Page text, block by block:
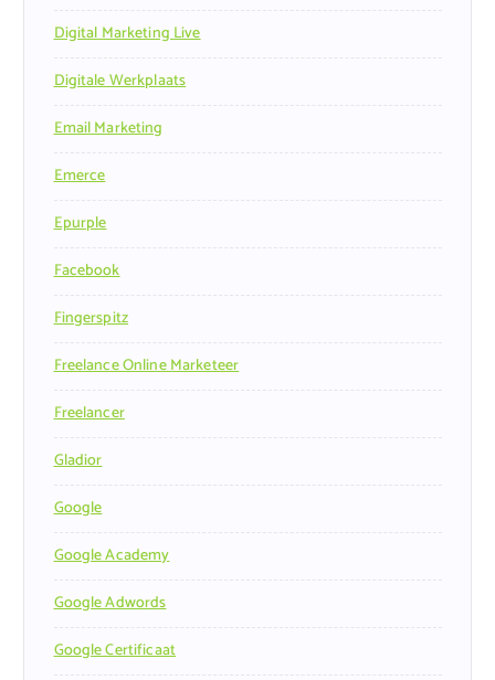
Digital Marketing Live
Digitale Werkplaats
Email Marketing
Emerce
Epurple
Facebook
Fingerspitz
Freelance Online Marketeer
Freelancer
Gladior
Google
Google Academy
Google Adwords
Google Certificaat